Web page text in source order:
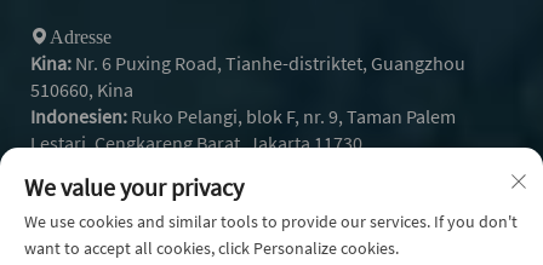
Adresse
Kina: Nr. 6 Puxing Road, Tianhe-distriktet, Guangzhou
510660, Kina
Indonesien: Ruko Pelangi, blok F, nr. 9, Taman Palem
Lestari, Cengkareng Barat, Jakarta 11730
Whatsapp:+62 812-9504-2586
Email:[email protected]
We value your privacy
We use cookies and similar tools to provide our services. If you don't
want to accept all cookies, click Personalize cookies.